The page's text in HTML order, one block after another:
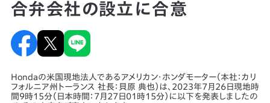
合弁会社の設立に合意
Hondaの米国現地法人であるアメリカン・ホンダモーター（本社：カリ
フォルニア州トーランス 社長：貝原 典也）は、2023年7月26日現地時
間9時15分（日本時間：7月27日01時15分）に以下を発表しましたの